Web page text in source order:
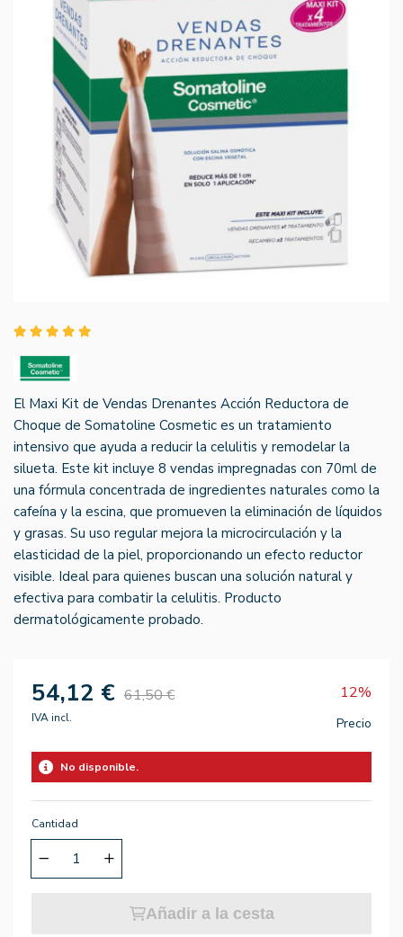
El Maxi Kit de Vendas Drenantes Acción Reductora de
Choque de Somatoline Cosmetic es un tratamiento
intensivo que ayuda a reducir la celulitis y remodelar la
silueta. Este kit incluye 8 vendas impregnadas con 70ml de
una fórmula concentrada de ingredientes naturales como la
cafeína y la escina, que promueven la eliminación de líquidos
y grasas. Su uso regular mejora la microcirculación y la
elasticidad de la piel, proporcionando un efecto reductor
visible. Ideal para quienes buscan una solución natural y
efectiva para combatir la celulitis. Producto
dermatológicamente probado.
54,12 € 61,50 € 12%
IVA incl. Precio
No disponible.
Cantidad
Añadir a la cesta